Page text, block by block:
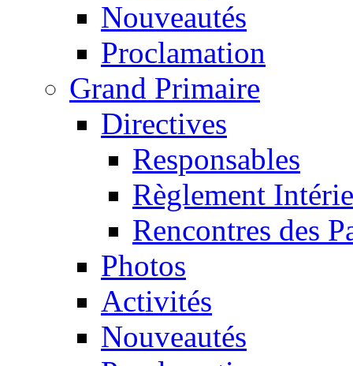
Nouveautés
Proclamation
Grand Primaire
Directives
Responsables
Règlement
Rencontres des
Photos
Activités
Nouveautés